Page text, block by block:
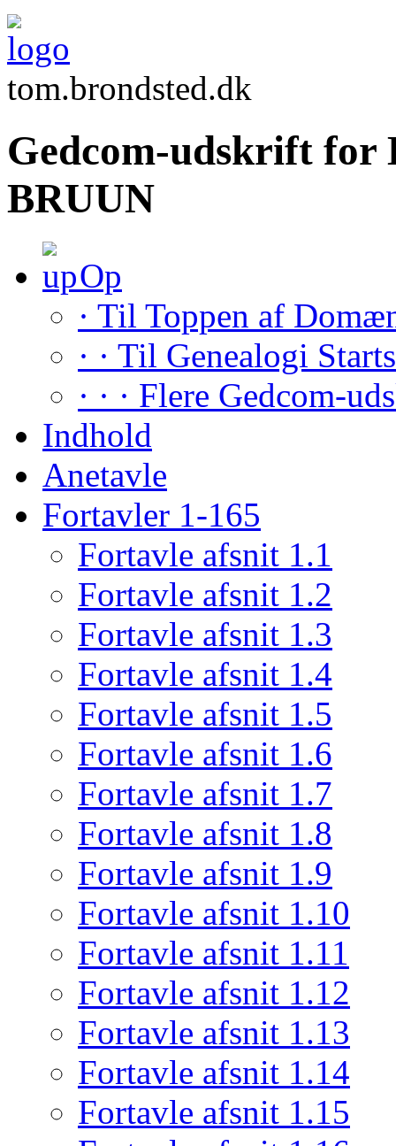
tom.brondsted.dk
Gedcom-udskrift
BRUUN
Op
· Til Toppen af
· · Til Genealogi
· · · Flere Gedcom-
Indhold
Anetavle
Fortavler 1-165
Fortavle afsnit 1.1
Fortavle afsnit 1.2
Fortavle afsnit 1.3
Fortavle afsnit 1.4
Fortavle afsnit 1.5
Fortavle afsnit 1.6
Fortavle afsnit 1.7
Fortavle afsnit 1.8
Fortavle afsnit 1.9
Fortavle afsnit 1.10
Fortavle afsnit 1.11
Fortavle afsnit 1.12
Fortavle afsnit 1.13
Fortavle afsnit 1.14
Fortavle afsnit 1.15